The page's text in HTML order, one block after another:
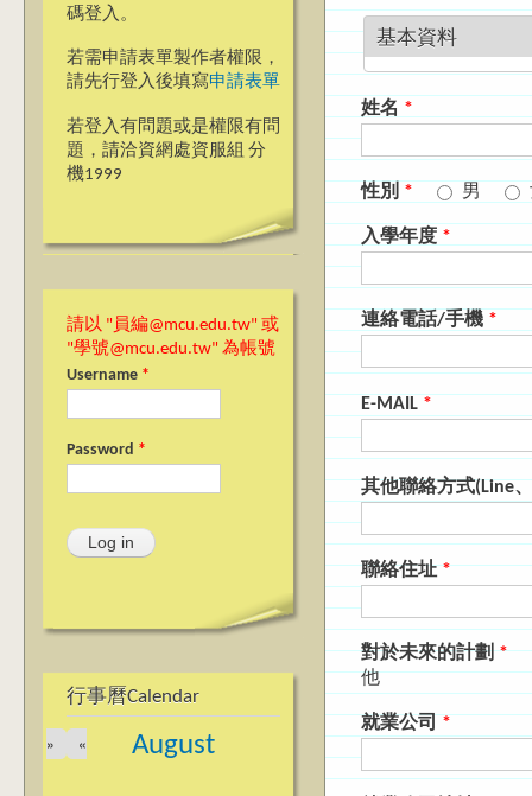
碼登入。
若需申請表單製作者權限，
請先行登入後填寫申請表單
若登入有問題或是權限有問
題，請洽資網處資服組 分
機1999
請以 "員編@mcu.edu.tw" 或
"學號@mcu.edu.tw" 為帳號
Username *
Password *
行事曆Calendar
August
«
»
基本資料
姓名 *
性別 * 男
入學年度 *
連絡電話/手機 *
E-MAIL *
其他聯絡方式(Line
聯絡住址*
對於未來的計劃*
他
就業公司 *